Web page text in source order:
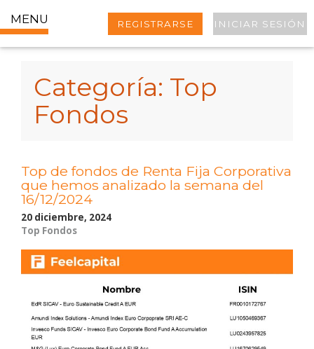
MENU REGISTRARSE INICIAR SESIÓN
Categoría: Top
Fondos
Top de fondos de Renta Fija Corporativa
que hemos analizado la semana del
16/12/2024
20 diciembre, 2024
Top Fondos